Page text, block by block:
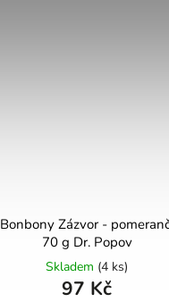
Bonbony Zázvor -
70 g Dr. Popov
Skladem (4 ks)
97 Kč